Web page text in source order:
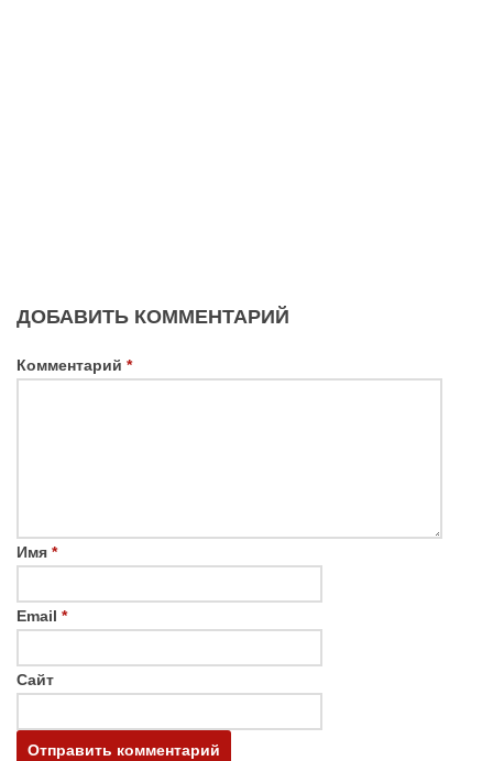
ДОБАВИТЬ КОММЕНТАРИЙ
Комментарий *
Имя *
Email *
Сайт